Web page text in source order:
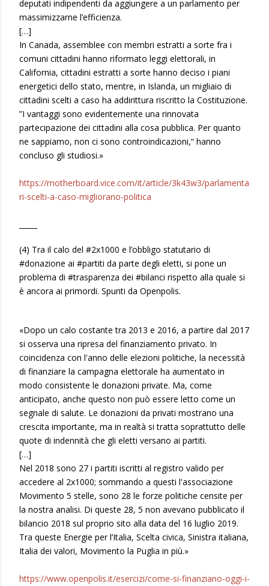
deputati indipendenti da aggiungere a un parlamento per
massimizzarne l’efficienza.
[…]
In Canada, assemblee con membri estratti a sorte fra i
comuni cittadini hanno riformato leggi elettorali, in
California, cittadini estratti a sorte hanno deciso i piani
energetici dello stato, mentre, in Islanda, un migliaio di
cittadini scelti a caso ha addirittura riscritto la Costituzione.
”I vantaggi sono evidentemente una rinnovata
partecipazione dei cittadini alla cosa pubblica. Per quanto
ne sappiamo, non ci sono controindicazioni,“ hanno
concluso gli studiosi.»
https://motherboard.vice.com/it/article/3k43w3/parlamenta
ri-scelti-a-caso-migliorano-politica
(4) Tra il calo del #2x1000 e l’obbligo statutario di
#donazione ai #partiti da parte degli eletti, si pone un
problema di #trasparenza dei #bilanci rispetto alla quale si
è ancora ai primordi. Spunti da Openpolis.
«Dopo un calo costante tra 2013 e 2016, a partire dal 2017
si osserva una ripresa del finanziamento privato. In
coincidenza con l'anno delle elezioni politiche, la necessità
di finanziare la campagna elettorale ha aumentato in
modo consistente le donazioni private. Ma, come
anticipato, anche questo non può essere letto come un
segnale di salute. Le donazioni da privati mostrano una
crescita importante, ma in realtà si tratta soprattutto delle
quote di indennità che gli eletti versano ai partiti.
[…]
Nel 2018 sono 27 i partiti iscritti al registro valido per
accedere al 2x1000; sommando a questi l'associazione
Movimento 5 stelle, sono 28 le forze politiche censite per
la nostra analisi. Di queste 28, 5 non avevano pubblicato il
bilancio 2018 sul proprio sito alla data del 16 luglio 2019.
Tra queste Energie per l’Italia, Scelta civica, Sinistra italiana,
Italia dei valori, Movimento la Puglia in più.»
https://www.openpolis.it/esercizi/come-si-finanziano-oggi-i-